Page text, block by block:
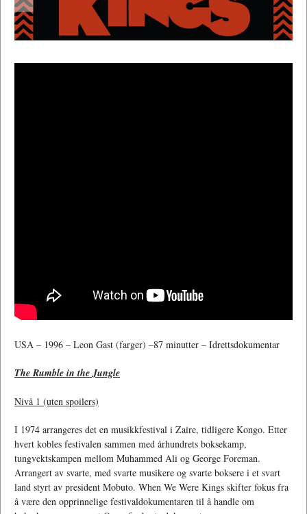
USA – 1996 – Leon Gast (farger) –87 minutter – Idrettsdokumentar
The Rumble in the Jungle
Nivå 1 (uten spoilers)
I 1974 arrangeres det en musikkfestival i Zaire, tidligere Kongo. Etter
hvert kobles festivalen sammen med århundrets boksekamp,
tungvektskampen mellom Muhammed Ali og George Foreman.
Arrangert av svarte, med svarte musikere og svarte boksere i et svart
land styrt av president Mobuto. When We Were Kings skifter fokus fra
å være den opprinnelige festivaldokumentaren til å handle om